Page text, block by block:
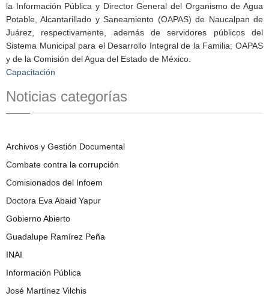
la Información Pública y Director General del Organismo de Agua
Potable, Alcantarillado y Saneamiento (OAPAS) de Naucalpan de
Juárez, respectivamente, además de servidores públicos del
Sistema Municipal para el Desarrollo Integral de la Familia; OAPAS
y de la Comisión del Agua del Estado de México.
Capacitación
Noticias categorías
Archivos y Gestión Documental
Combate contra la corrupción
Comisionados del Infoem
Doctora Eva Abaid Yapur
Gobierno Abierto
Guadalupe Ramírez Peña
INAI
Información Pública
José Martínez Vilchis